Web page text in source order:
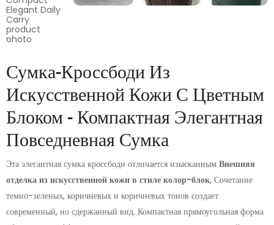
Сумка-Кроссбоди Из
Искусственной Кожи С Цветным
Блоком - Компактная Элегантная
Повседневная Сумка
Эта элегантная сумка кроссбоди отличается изысканным Внешняя
отделка из искусственной кожи в стиле колор-блок, Сочетание
темно-зеленых, коричневых и коричневых тонов создает
современный, но сдержанный вид. Компактная прямоугольная форма